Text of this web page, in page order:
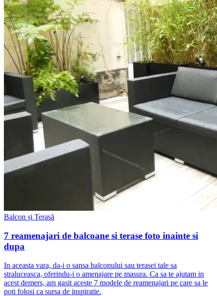
Balcon și Terasă
7 reamenajari de balcoane si terase foto inainte si
dupa
In aceasta vara, da-i o sansa balconului sau terasei tale sa
straluceasca, oferindu-i o amenajare pe masura. Ca sa te ajutam in
acest demers, am gasit aceste 7 modele de reamenajari pe care sa le
poti folosi ca sursa de inspiratie.